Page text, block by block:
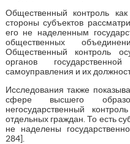
Общественный контроль
стороны субъектов
его не наделенным
общественных
Общественный контроль
органов
самоуправления и их
Исследования также
сфере высшего
негосударственный
отдельных граждан. То есть
не наделены
284].